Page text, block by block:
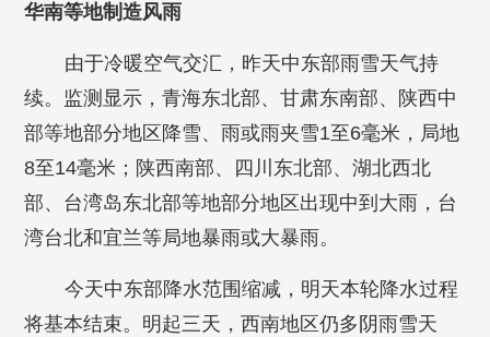
华南等地制造风雨
由于冷暖空气交汇，昨天中东部雨雪天气持
续。监测显示，青海东北部、甘肃东南部、陕西中
部等地部分地区降雪、雨或雨夹雪1至6毫米，局地
8至14毫米；陕西南部、四川东北部、湖北西北
部、台湾岛东北部等地部分地区出现中到大雨，台
湾台北和宜兰等局地暴雨或大暴雨。
今天中东部降水范围缩减，明天本轮降水过程
将基本结束。明起三天，西南地区仍多阴雨雪天